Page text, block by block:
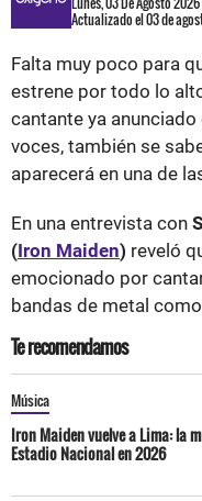
Actualizado el 03 de
Falta muy poco para
estrene por todo lo
cantante ya
voces, también se
aparecerá en una de
En una entrevista con
(Iron Maiden) reveló
emocionado por
bandas de metal
Te recomendamos
Música
Iron Maiden vuelve a Lima: la
Estadio Nacional en 2026